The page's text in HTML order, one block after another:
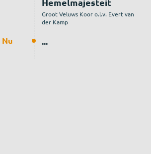
Groot Veluws Koor o.l.v. Evert van
der Kamp
Nu ...